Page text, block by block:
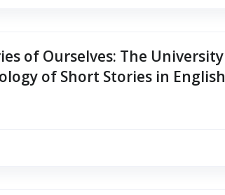
of Ourselves: The University
of Short Stories in English